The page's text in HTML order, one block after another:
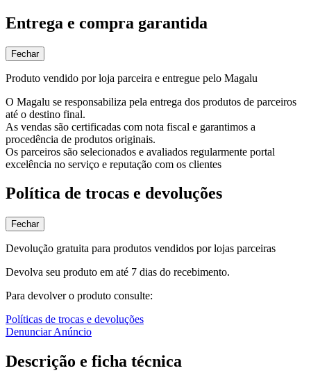
Entrega e compra garantida
Fechar
Produto vendido por loja parceira e entregue pelo Magalu
O Magalu se responsabiliza pela entrega dos produtos de parceiros
até o destino final.
As vendas são certificadas com nota fiscal e garantimos a
procedência de produtos originais.
Os parceiros são selecionados e avaliados regularmente portal
excelência no serviço e reputação com os clientes
Política de trocas e devoluções
Fechar
Devolução gratuita para produtos vendidos por lojas parceiras
Devolva seu produto em até 7 dias do recebimento.
Para devolver o produto consulte:
Políticas de trocas e devoluções
Denunciar Anúncio
Descrição e ficha técnica